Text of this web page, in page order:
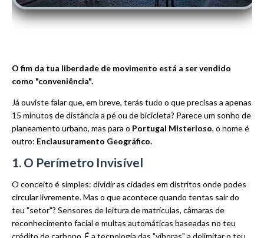
O fim da tua liberdade de movimento está a ser vendido
como "conveniência".
Já ouviste falar que, em breve, terás tudo o que precisas a apenas
15 minutos de distância a pé ou de bicicleta? Parece um sonho de
planeamento urbano, mas para o Portugal Misterioso, o nome é
outro: Enclausuramento Geográfico.
1. O Perímetro Invisível
O conceito é simples: dividir as cidades em distritos onde podes
circular livremente. Mas o que acontece quando tentas sair do
teu "setor"? Sensores de leitura de matrículas, câmaras de
reconhecimento facial e multas automáticas baseadas no teu